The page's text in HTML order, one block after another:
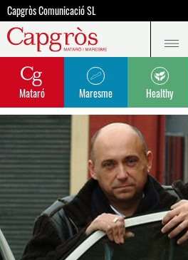
Capgròs Comunicació SL
Mataró Maresme Healthy